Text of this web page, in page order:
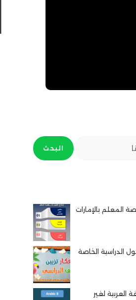
البحث
المعلم بالإمارات
الدراسية الخاصة
العربية لغير